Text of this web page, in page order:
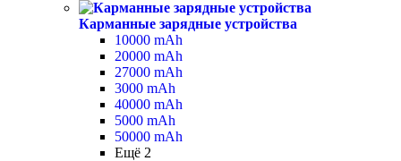
Карманные зарядные устройства
10000 mAh
20000 mAh
27000 mAh
3000 mAh
40000 mAh
5000 mAh
50000 mAh
Ещё 2